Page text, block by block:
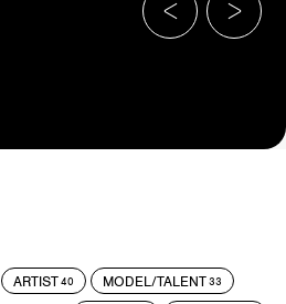
ARTIST40 MODEL/TALENT33